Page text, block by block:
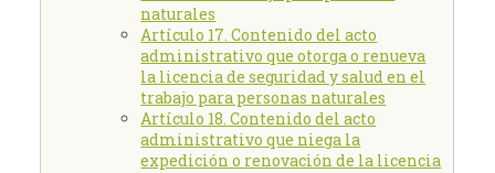
naturales
Artículo 17. Contenido del acto
administrativo que otorga o renueva
la licencia de seguridad y salud en el
trabajo para personas naturales
Artículo 18. Contenido del acto
administrativo que niega la
expedición o renovación de la licencia